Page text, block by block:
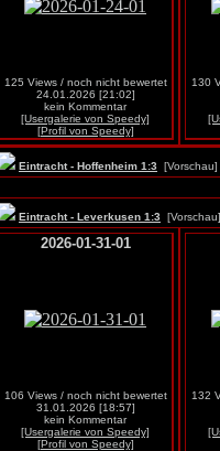
125 Views / noch nicht bewertet
24.01.2026 [21:02]
kein Kommentar
[Usergalerie von Speedy]
[Profil von Speedy]
130
Eintracht - Hoffenheim 1:3
Eintracht - Leverkusen 1:3
2026-01-31-01
106 Views / noch nicht bewertet
31.01.2026 [18:57]
kein Kommentar
[Usergalerie von Speedy]
[Profil von Speedy]
132